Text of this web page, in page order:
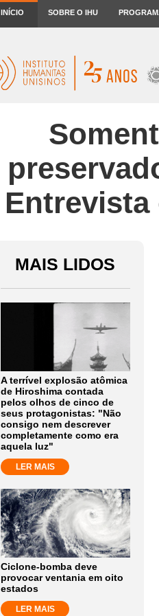
INÍCIO SOBRE O IHU
Entrevista
MAIS LIDOS
A terrível explosão atômica
de Hiroshima contada
pelos olhos de cinco de
seus protagonistas: "Não
consigo nem descrever
completamente como era
aquela luz"
LER MAIS
Ciclone-bomba deve
provocar ventania em oito
estados
LER MAIS